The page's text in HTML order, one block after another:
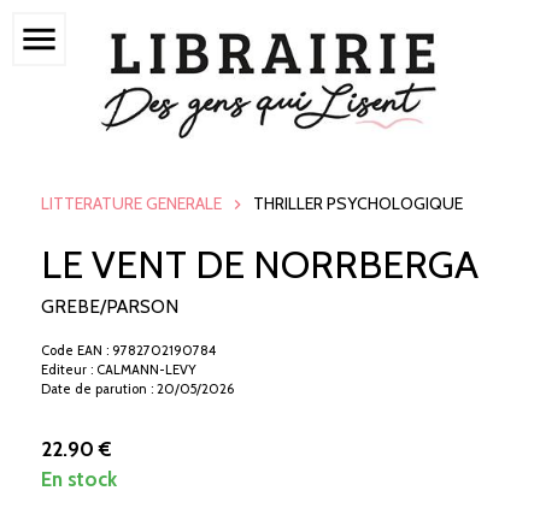
menu
LITTERATURE GENERALE THRILLER PSYCHOLOGIQUE
LE VENT DE NORRBERGA
GREBE/PARSON
Code EAN : 9782702190784
Editeur : CALMANN-LEVY
Date de parution : 20/05/2026
22.90 €
En stock